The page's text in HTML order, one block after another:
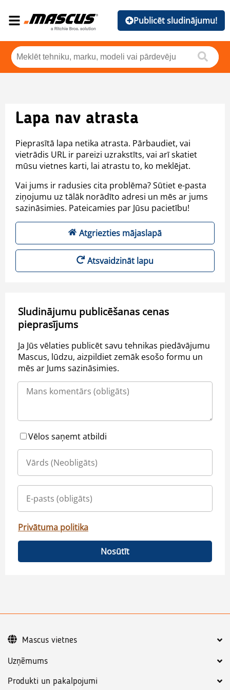
Publicēt sludinājumu!
Lapa nav atrasta
Pieprasītā lapa netika atrasta. Pārbaudiet, vai
vietrādis URL ir pareizi uzrakstīts, vai arī skatiet
mūsu vietnes karti, lai atrastu to, ko meklējat.
Vai jums ir radusies cita problēma? Sūtiet e-pasta
ziņojumu uz tālāk norādīto adresi un mēs ar jums
sazināsimies. Pateicamies par Jūsu pacietību!
Atgriezties mājaslapā
Atsvaidzināt lapu
Sludinājumu publicēšanas cenas
pieprasījums
Ja Jūs vēlaties publicēt savu tehnikas piedāvājumu
Mascus, lūdzu, aizpildiet zemāk esošo formu un
mēs ar Jums sazināsimies.
Vēlos saņemt atbildi
Privātuma politika
Nosūtīt
Uzņēmums
Produkti un pakalpojumi
Mascus vietnes